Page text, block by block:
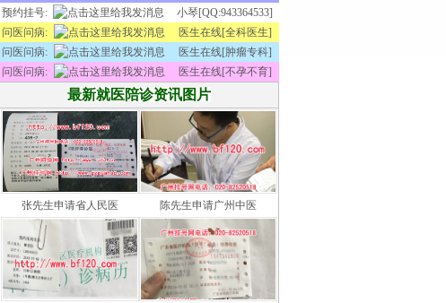
预约挂号:
小琴[QQ:943364533]
问医问病:
医生在线[全科医生]
问医问病:
医生在线[肿瘤专科]
问医问病:
医生在线[不孕不育]
最新就医陪诊资讯图片
张先生申请省人民医 陈先生申请广州中医